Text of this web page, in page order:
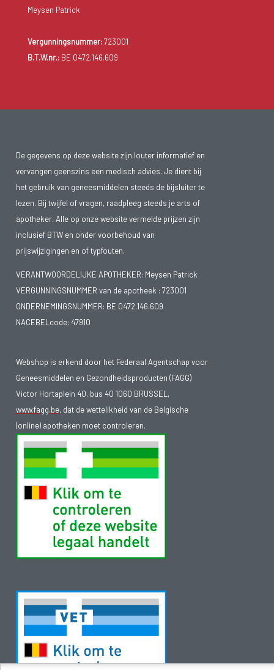
Meysen Patrick
Vergunningsnummer:723001
B.T.W.nr.:BE 0472.146.609
De gegevens op deze website zijn louter informatief en
vervangen geenszins een medisch advies. Je dient bij
het gebruik van geneesmiddelen steeds de bijsluiter te
lezen. Bij twijfel of vragen, raadpleeg steeds je arts of
apotheker. Alle op onze website vermelde prijzen zijn
inclusief BTW en onder voorbehoud van
prijswijzigingen en of typfouten.
VERANTWOORDELIJKE APOTHEKER: Meysen Patrick
VERGUNNINGSNUMMER van de apotheek : 723001
ONDERNEMINGSNUMMER: BE 0472.146.609
NACEBELcode: 47910
Webshop is erkend door het Federaal Agentschap voor
Geneesmiddelen en Gezondheidsproducten (FAGG)
Victor Hortaplein 40, bus 40 1060 BRUSSEL,
www.fagg.be, dat de wettelikheid van de Belgische
(online) apotheken moet controleren.